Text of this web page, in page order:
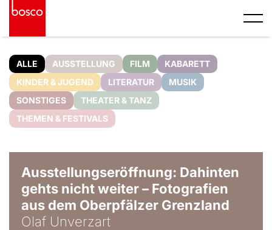
ALLE AUSSTELLUNG FILM
KABARETT
KINDER & JUGEND
LITERATUR
MUSIK
SONSTIGES
THEATER & TANZ
THEMEN & FESTIVALS
Ausstellungseröffnung: Dahinten
gehts nicht weiter – Fotografien
aus dem Oberpfälzer Grenzland
Olaf Unverzart